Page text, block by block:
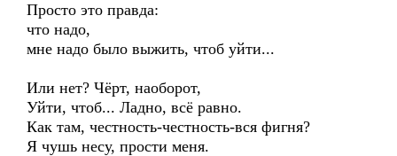
Просто это правда:
что надо,
мне надо было выжить, чтоб уйти...
Или нет? Чёрт, наоборот,
Уйти, чтоб... Ладно, всё равно.
Как там, честность-честность-вся фигня?
Я чушь несу, прости меня.